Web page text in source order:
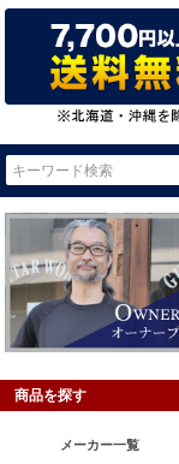
商品を探す
メーカー一覧